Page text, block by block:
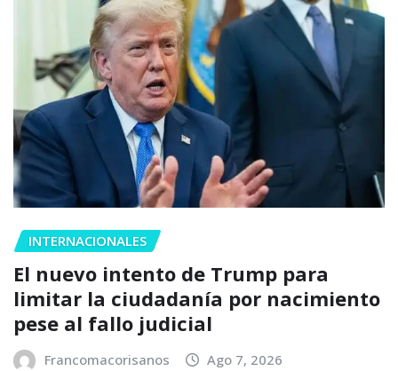
INTERNACIONALES
El nuevo intento de Trump para
limitar la ciudadanía por nacimiento
pese al fallo judicial
Francomacorisanos Ago 7, 2026